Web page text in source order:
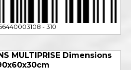
- 310
MULTIPRISE Dimensions